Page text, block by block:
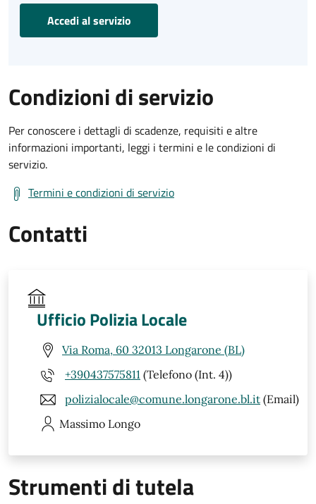
Accedi al servizio
Condizioni di servizio
Per conoscere i dettagli di scadenze, requisiti e altre
informazioni importanti, leggi i termini e le condizioni di
servizio.
Termini e condizioni di servizio
Contatti
Ufficio Polizia Locale
Via Roma, 60 32013 Longarone (BL)
+390437575811 (Telefono (Int. 4))
polizialocale@comune.longarone.bl.it (Email)
Massimo Longo
Strumenti di tutela